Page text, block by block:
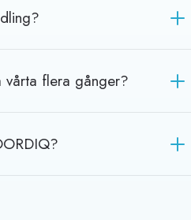
vårta flera gånger?